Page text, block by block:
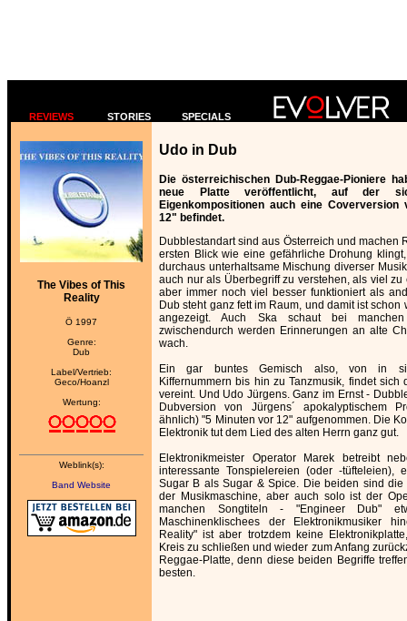
REVIEWS STORIES SPECIALS
The Vibes of This
Reality
Ö 1997
Genre:
Dub
Label/Vertrieb:
Geco/Hoanzl
Wertung:
Weblink(s):
Band Website
Udo in Dub
Die österreichischen Dub-Reggae-Pioniere
neue Platte veröffentlicht, auf der
Eigenkompositionen auch eine
12" befindet.
Dubblestandart sind aus Österreich und machen
ersten Blick wie eine gefährliche Drohung
durchaus unterhaltsame Mischung diverser
auch nur als Überbegriff zu verstehen, als viel
aber immer noch viel besser funktioniert als
Dub steht ganz fett im Raum, und damit ist
angezeigt. Auch Ska schaut bei
zwischendurch werden Erinnerungen an alte
wach.
Ein gar buntes Gemisch also, von in
Kiffernummern bis hin zu Tanzmusik, findet sich
vereint. Und Udo Jürgens. Ganz im Ernst -
Dubversion von Jürgens´ apokalyptischem
ähnlich) "5 Minuten vor 12" aufgenommen. Die
Elektronik tut dem Lied des alten Herrn ganz gut.
Elektronikmeister Operator Marek betreibt
interessante Tonspielereien (oder -tüfteleien),
Sugar B als Sugar & Spice. Die beiden sind die
der Musikmaschine, aber auch solo ist der
manchen Songtiteln - "Engineer Dub"
Maschinenklischees der Elektronikmusiker
Reality" ist aber trotzdem keine
Kreis zu schließen und wieder zum Anfang
Reggae-Platte, denn diese beiden Begriffe
besten.